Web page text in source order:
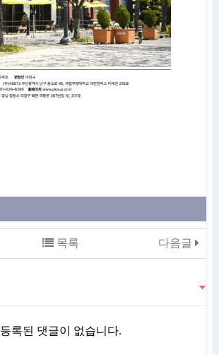
다음글
목록
등록된 댓글이 없습니다.